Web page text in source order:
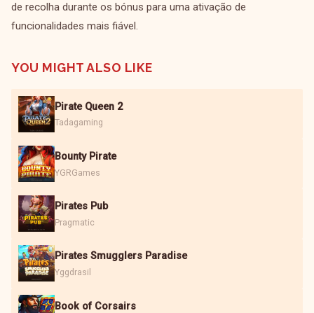
de recolha durante os bónus para uma ativação de
funcionalidades mais fiável.
YOU MIGHT ALSO LIKE
Pirate Queen 2
Tadagaming
Bounty Pirate
YGRGames
Pirates Pub
Pragmatic
Pirates Smugglers Paradise
Yggdrasil
Book of Corsairs